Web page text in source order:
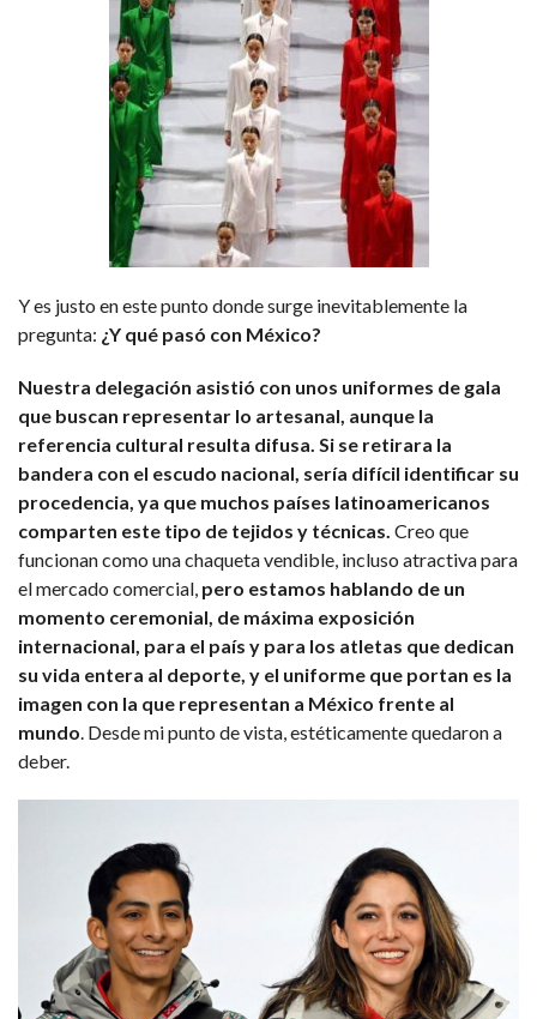
Y es justo en este punto donde surge inevitablemente la
pregunta: ¿Y qué pasó con México?
Nuestra delegación asistió con unos uniformes de gala
que buscan representar lo artesanal, aunque la
referencia cultural resulta difusa. Si se retirara la
bandera con el escudo nacional, sería difícil identificar su
procedencia, ya que muchos países latinoamericanos
comparten este tipo de tejidos y técnicas. Creo que
funcionan como una chaqueta vendible, incluso atractiva para
el mercado comercial, pero estamos hablando de un
momento ceremonial, de máxima exposición
internacional, para el país y para los atletas que dedican
su vida entera al deporte, y el uniforme que portan es la
imagen con la que representan a México frente al
mundo. Desde mi punto de vista, estéticamente quedaron a
deber.